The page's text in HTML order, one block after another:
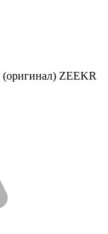
(оригинал) ZEEKR